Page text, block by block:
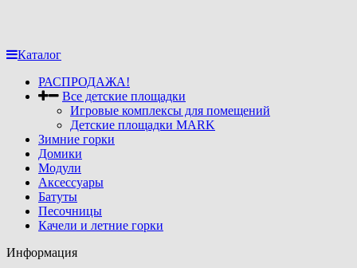
Каталог
РАСПРОДАЖА!
Все детские площадки
Игровые комплексы для помещений
Детские площадки MARK
Зимние горки
Домики
Модули
Аксессуары
Батуты
Песочницы
Качели и летние горки
Информация